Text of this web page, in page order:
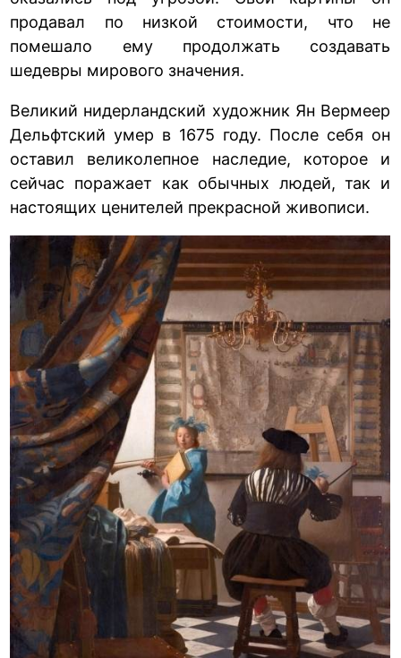
продавал по низкой стоимости, что не
помешало ему продолжать создавать
шедевры мирового значения.
Великий нидерландский художник Ян Вермеер
Дельфтский умер в 1675 году. После себя он
оставил великолепное наследие, которое и
сейчас поражает как обычных людей, так и
настоящих ценителей прекрасной живописи.